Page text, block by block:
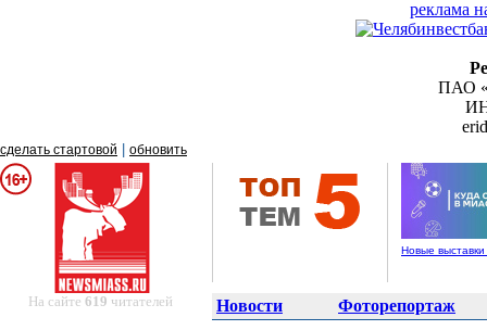
реклама
ПАО
сделать стартовой обновить
Новые выставки
На сайте 619 читателей Новости Фоторепортаж